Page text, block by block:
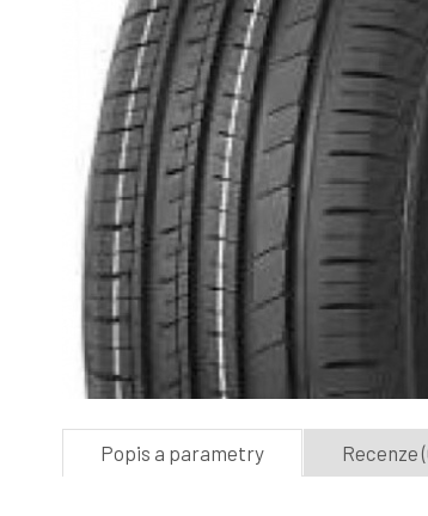
Popis a parametry Recenze